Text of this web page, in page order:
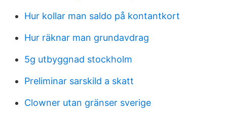
Hur kollar man saldo på kontantkort
Hur räknar man grundavdrag
5g utbyggnad stockholm
Preliminar sarskild a skatt
Clowner utan gränser sverige